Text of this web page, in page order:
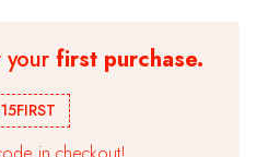
yourfirst purchase.